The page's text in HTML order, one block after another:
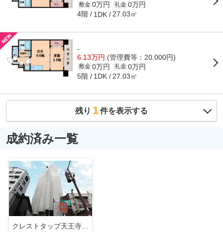
敷金 0万円 礼金 0万円
4階 1DK 27.03㎡
-
6.13万円 (管理費等：20,000円)
敷金 0万円 礼金 0万円
5階 1DK 27.03㎡
残り 1件を表示する
成約済み一覧
クレストタップ天王寺EAST